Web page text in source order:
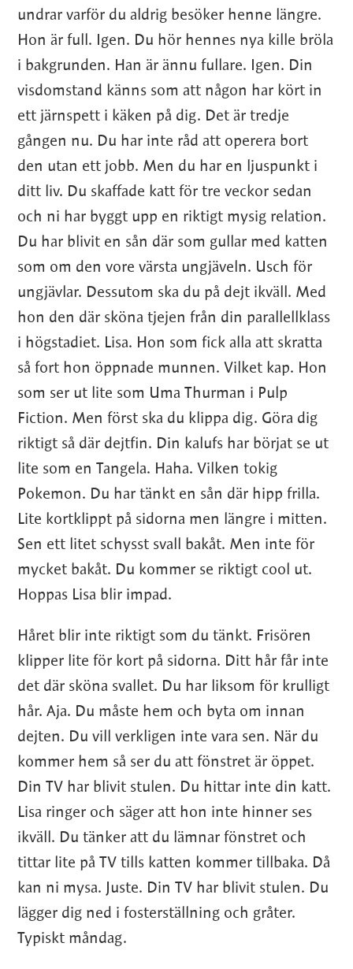
undrar varför du aldrig besöker henne längre.
Hon är full. Igen. Du hör hennes nya kille bröla
i bakgrunden. Han är ännu fullare. Igen. Din
visdomstand känns som att någon har kört in
ett järnspett i käken på dig. Det är tredje
gången nu. Du har inte råd att operera bort
den utan ett jobb. Men du har en ljuspunkt i
ditt liv. Du skaffade katt för tre veckor sedan
och ni har byggt upp en riktigt mysig relation.
Du har blivit en sån där som gullar med katten
som om den vore värsta ungjäveln. Usch för
ungjävlar. Dessutom ska du på dejt ikväll. Med
hon den där sköna tjejen från din parallellklass
i högstadiet. Lisa. Hon som fick alla att skratta
så fort hon öppnade munnen. Vilket kap. Hon
som ser ut lite som Uma Thurman i Pulp
Fiction. Men först ska du klippa dig. Göra dig
riktigt så där dejtfin. Din kalufs har börjat se ut
lite som en Tangela. Haha. Vilken tokig
Pokemon. Du har tänkt en sån där hipp frilla.
Lite kortklippt på sidorna men längre i mitten.
Sen ett litet schysst svall bakåt. Men inte för
mycket bakåt. Du kommer se riktigt cool ut.
Hoppas Lisa blir impad.
Håret blir inte riktigt som du tänkt. Frisören
klipper lite för kort på sidorna. Ditt hår får inte
det där sköna svallet. Du har liksom för krulligt
hår. Aja. Du måste hem och byta om innan
dejten. Du vill verkligen inte vara sen. När du
kommer hem så ser du att fönstret är öppet.
Din TV har blivit stulen. Du hittar inte din katt.
Lisa ringer och säger att hon inte hinner ses
ikväll. Du tänker att du lämnar fönstret och
tittar lite på TV tills katten kommer tillbaka. Då
kan ni mysa. Juste. Din TV har blivit stulen. Du
lägger dig ned i fosterställning och gråter.
Typiskt måndag.